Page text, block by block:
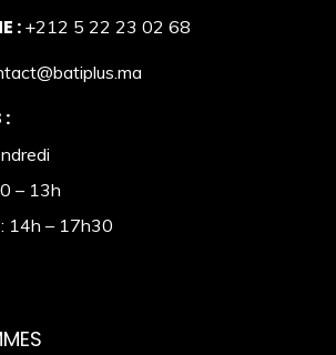
: +212 5 22 23 02 68
:
– 13h
14h – 17h30